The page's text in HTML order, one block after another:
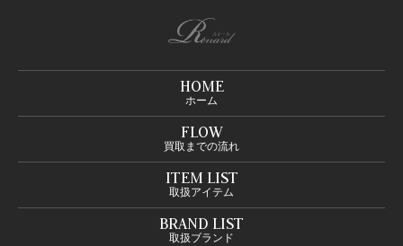
HOME
ホーム
FLOW
買取までの流れ
ITEM LIST
取扱アイテム
BRAND LIST
取扱ブランド